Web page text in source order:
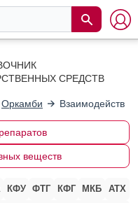
СРЕДСТВ
Оркамби
веществ
КФУ ФТГ КФГ МКБ АТХ